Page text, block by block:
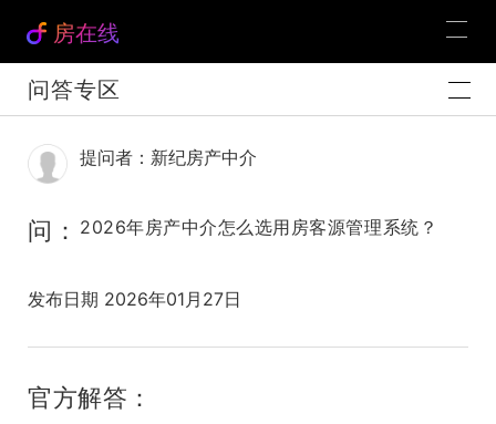
房在线
问答专区
提问者：新纪房产中介
问： 2026年房产中介怎么选用房客源管理系统？
发布日期 2026年01月27日
官方解答：